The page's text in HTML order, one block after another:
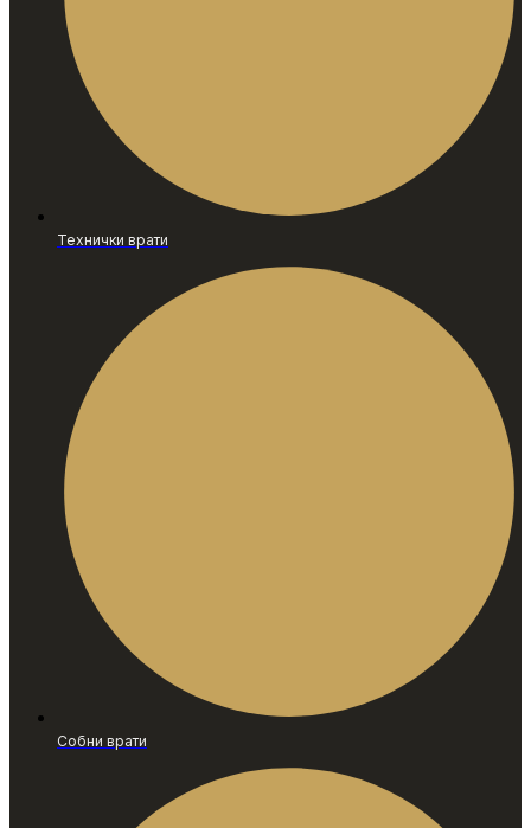
Технички врати
Собни врати